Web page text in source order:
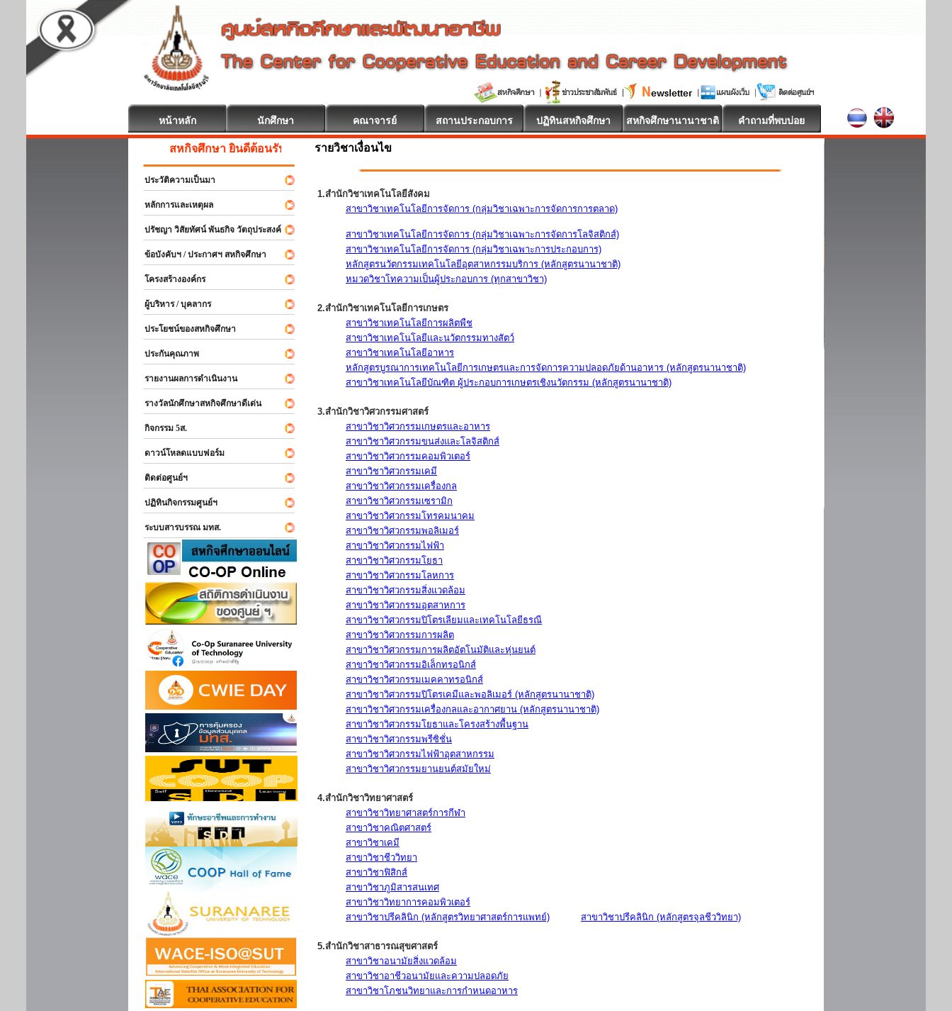
หน้าหลัก นักศึกษา คณาจารย์ สถานประกอบการ ปฏิทินสหกิจศึกษา สหกิจศึกษานานาชาติ คำถามที่พบบ่อย
สหกิจศึกษา ยินดีต้อนรับ
ประวัติความเป็นมา
หลักการและเหตุผล
ปรัชญา วิสัยทัศน์ พันธกิจ วัตถุประสงค์
ข้อบังคับฯ / ประกาศฯ สหกิจศึกษา
โครงสร้างองค์กร
ผู้บริหาร / บุคลากร
ประโยชน์ของสหกิจศึกษา
ประกันคุณภาพ
รายงานผลการดำเนินงาน
รางวัลนักศึกษาสหกิจศึกษาดีเด่น
กิจกรรม 5ส.
ดาวน์โหลดแบบฟอร์ม
ติดต่อศูนย์ฯ
ปฏิทินกิจกรรมศูนย์ฯ
ระบบสารบรรณ มทส.
รายวิชาเงื่อนไข
1.สำนักวิชาเทคโนโลยีสังคม
สาขาวิชาเทคโนโลยีการจัดการ (กลุ่มวิชาเฉพาะการจัดการการตลาด)
สาขาวิชาเทคโนโลยีการจัดการ (กลุ่มวิชาเฉพาะการจัดการโลจิสติกส์)
สาขาวิชาเทคโนโลยีการจัดการ (กลุ่มวิชาเฉพาะการประกอบการ)
หลักสูตรนวัตกรรมเทคโนโลยีอุตสาหกรรมบริการ (หลักสูตรนานาชาติ)
หมวดวิชาโทความเป็นผู้ประกอบการ (ทุกสาขาวิชา)
2.สำนักวิชาเทคโนโลยีการเกษตร
สาขาวิชาเทคโนโลยีการผลิตพืช
สาขาวิชาเทคโนโลยีและนวัตกรรมทางสัตว์
สาขาวิชาเทคโนโลยีอาหาร
หลักสูตรบูรณาการเทคโนโลยีการเกษตรและการจัดการความปลอดภัยด้านอาหาร (หลักสูตรนานาชาติ)
สาขาวิชาเทคโนโลยีบัณฑิต ผู้ประกอบการเกษตรเชิงนวัตกรรม (หลักสูตรนานาชาติ)
3.สำนักวิชาวิศวกรรมศาสตร์
สาขาวิชาวิศวกรรมเกษตรและอาหาร
สาขาวิชาวิศวกรรมขนส่งและโลจิสติกส์
สาขาวิชาวิศวกรรมคอมพิวเตอร์
สาขาวิชาวิศวกรรมเคมี
สาขาวิชาวิศวกรรมเครื่องกล
สาขาวิชาวิศวกรรมเซรามิก
สาขาวิชาวิศวกรรมโทรคมนาคม
สาขาวิชาวิศวกรรมพอลิเมอร์
สาขาวิชาวิศวกรรมไฟฟ้า
สาขาวิชาวิศวกรรมโยธา
สาขาวิชาวิศวกรรมโลหการ
สาขาวิชาวิศวกรรมสิ่งแวดล้อม
สาขาวิชาวิศวกรรมอุตสาหการ
สาขาวิชาวิศวกรรมปิโตรเลียมและเทคโนโลยีธรณี
สาขาวิชาวิศวกรรมการผลิต
สาขาวิชาวิศวกรรมการผลิตอัตโนมัติและหุ่นยนต์
สาขาวิชาวิศวกรรมอิเล็กทรอนิกส์
สาขาวิชาวิศวกรรมเมคคาทรอนิกส์
สาขาวิชาวิศวกรรมปิโตรเคมีและพอลิเมอร์ (หลักสูตรนานาชาติ)
สาขาวิชาวิศวกรรมเครื่องกลและอากาศยาน (หลักสูตรนานาชาติ)
สาขาวิชาวิศวกรรมโยธาและโครงสร้างพื้นฐาน
สาขาวิชาวิศวกรรมพรีซิชั่น
สาขาวิชาวิศวกรรมไฟฟ้าอุตสาหกรรม
สาขาวิชาวิศวกรรมยานยนต์สมัยใหม่
4.สำนักวิชาวิทยาศาสตร์
สาขาวิชาวิทยาศาสตร์การกีฬา
สาขาวิชาคณิตศาสตร์
สาขาวิชาเคมี
สาขาวิชาชีววิทยา
สาขาวิชาฟิสิกส์
สาขาวิชาภูมิสารสนเทศ
สาขาวิชาวิทยาการคอมพิวเตอร์
สาขาวิชาปรีคลินิก (หลักสูตรวิทยาศาสตร์การแพทย์)
สาขาวิชาปรีคลินิก (หลักสูตรจุลชีววิทยา)
5.สำนักวิชาสาธารณสุขศาสตร์
สาขาวิชาอนามัยสิ่งแวดล้อม
สาขาวิชาอาชีวอนามัยและความปลอดภัย
สาขาวิชาโภชนวิทยาและการกำหนดอาหาร